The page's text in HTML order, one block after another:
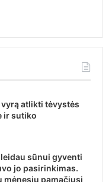
atlikti tėvystės
ir sutiko
sūnui gyventi
jo pasirinkimas.
mėnesių pamačiusi